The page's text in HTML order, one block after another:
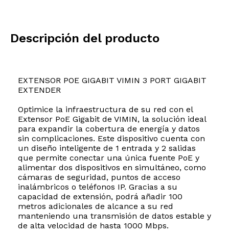
Descripción del producto
EXTENSOR POE GIGABIT VIMIN 3 PORT GIGABIT
EXTENDER
Optimice la infraestructura de su red con el
Extensor PoE Gigabit de VIMIN, la solución ideal
para expandir la cobertura de energía y datos
sin complicaciones. Este dispositivo cuenta con
un diseño inteligente de 1 entrada y 2 salidas
que permite conectar una única fuente PoE y
alimentar dos dispositivos en simultáneo, como
cámaras de seguridad, puntos de acceso
inalámbricos o teléfonos IP. Gracias a su
capacidad de extensión, podrá añadir 100
metros adicionales de alcance a su red
manteniendo una transmisión de datos estable y
de alta velocidad de hasta 1000 Mbps.